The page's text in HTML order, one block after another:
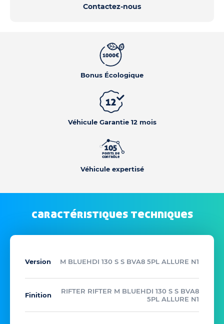
Bonus Écologique
Véhicule Garantie 12 mois
Véhicule expertisé
caractéristiques techniques
Version M BLUEHDI 130 S S BVA8 5PL ALLURE N1
Finition
RIFTER RIFTER M BLUEHDI 130 S S BVA8
5PL ALLURE N1
Contactez-nous